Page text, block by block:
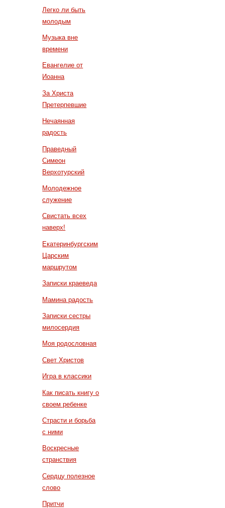
Легко ли быть
молодым
Музыка вне
времени
Евангелие от
Иоанна
За Христа
Претерпевшие
Нечаянная
радость
Праведный
Симеон
Верхотурский
Молодежное
служение
Свистать всех
наверх!
Екатеринбургским
Царским
маршрутом
Записки краеведа
Мамина радость
Записки сестры
милосердия
Моя родословная
Свет Христов
Игра в классики
Как писать книгу о
своем ребенке
Страсти и борьба
с ними
Воскресные
странствия
Сердцу полезное
слово
Притчи